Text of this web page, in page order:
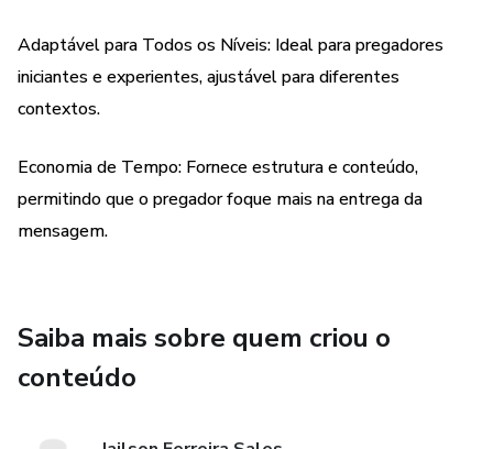
Adaptável para Todos os Níveis: Ideal para pregadores
iniciantes e experientes, ajustável para diferentes
contextos.
Economia de Tempo: Fornece estrutura e conteúdo,
permitindo que o pregador foque mais na entrega da
mensagem.
Saiba mais sobre quem criou o
conteúdo